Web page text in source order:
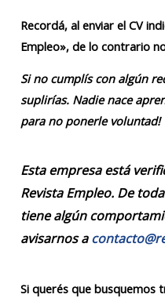
Recordá, al enviar el CV
Empleo», de lo contrario
Si no cumplís con algún
suplirías. Nadie nace
para no ponerle voluntad!
Esta empresa está
Revista Empleo. De
tiene algún
avisarnos a
Si querés que busquemos